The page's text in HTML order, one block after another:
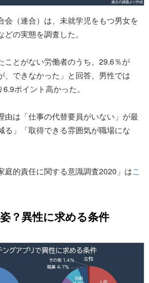
会（連合）は、未就学児をもつ男女を
の実態を調査した。
ことがない労働者のうち、29.6％が
、できなかった」と回答、男性では
ポイント高かった。
由は「仕事の代替要員がいない」が最
る」「取得できる雰囲気が職場にな
的責任に関する意識調査2020」はこ
？異性に求める条件